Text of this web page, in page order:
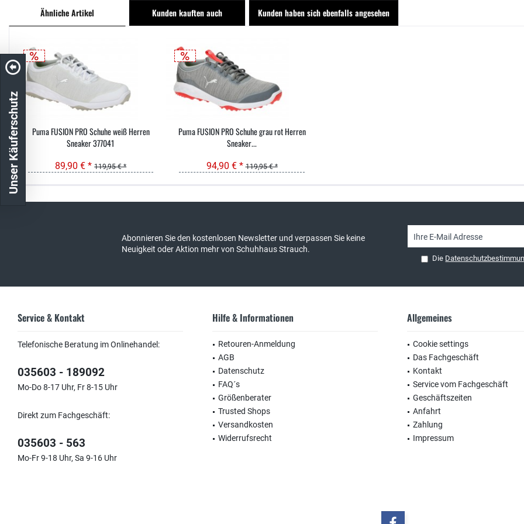
Ähnliche Artikel Kunden kauften auch Kunden haben sich ebenfalls angesehen
Puma FUSION PRO Schuhe weiß Herren
Sneaker 377041
89,90 € * 119,95 € *
Puma FUSION PRO Schuhe grau rot Herren
Sneaker...
94,90 € * 119,95 € *
Abonnieren Sie den kostenlosen Newsletter und verpassen Sie keine
Neuigkeit oder Aktion mehr von Schuhhaus Strauch.
Die
Service & Kontakt
Telefonische Beratung im Onlinehandel:
035603 - 189092
Mo-Do 8-17 Uhr, Fr 8-15 Uhr
Direkt zum Fachgeschäft:
035603 - 563
Mo-Fr 9-18 Uhr, Sa 9-16 Uhr
Hilfe & Informationen
Retouren-Anmeldung
AGB
Datenschutz
FAQ´s
Größenberater
Trusted Shops
Versandkosten
Widerrufsrecht
Allgemeines
Cookie settings
Das Fachgeschäft
Kontakt
Service vom Fachgeschäft
Geschäftszeiten
Anfahrt
Zahlung
Impressum
Unser Käuferschutz